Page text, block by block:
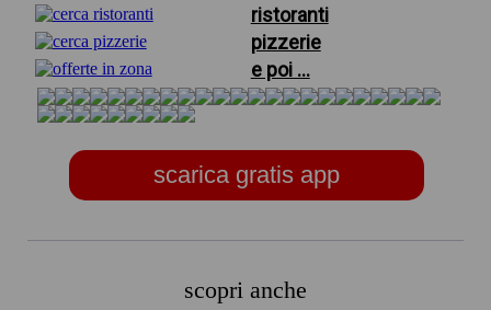
ristoranti
pizzerie
e poi ...
scarica gratis app
scopri anche